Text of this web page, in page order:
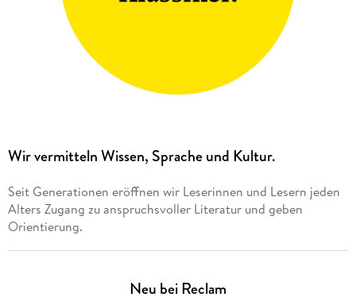
Wir vermitteln Wissen, Sprache und Kultur.
Seit Generationen eröffnen wir Leserinnen und Lesern jeden
Alters Zugang zu anspruchsvoller Literatur und geben
Orientierung.
Neu bei Reclam